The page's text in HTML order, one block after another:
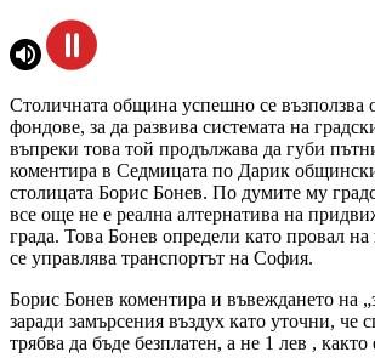
Столичната община успешно се възползва
фондове, за да развива системата на
въпреки това той продължава да губи
коментира в Седмицата по Дарик
столицата Борис Бонев. По думите му
все още не е реална алтернатива на
града. Това Бонев определи като провал
се управлява транспортът на София.
Борис Бонев коментира и въвеждането на
заради замърсения въздух като уточни, че
трябва да бъде безплатен, а не 1 лев ,